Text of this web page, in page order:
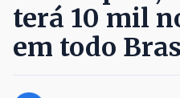
terá 10 mil
em todo